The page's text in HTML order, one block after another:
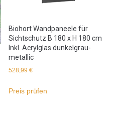
Biohort Wandpaneele für
Sichtschutz B 180 x H 180 cm
Inkl. Acrylglas dunkelgrau-
metallic
528,99€
Preis prüfen